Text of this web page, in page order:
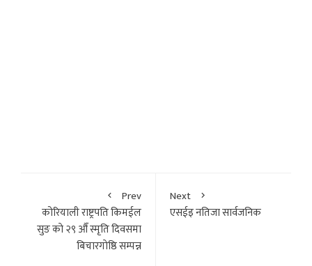
Prev
कोरियाली राष्ट्रपति किमईल
सुङ काे २९ औँ स्मृति दिवसमा
बिचारगाेष्ठि सम्पन्न
Next
एसईइ नतिजा सार्वजनिक